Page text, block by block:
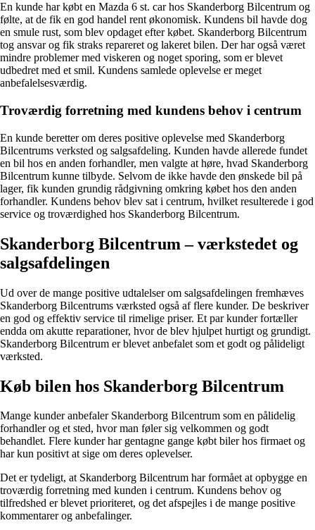
En kunde har købt en Mazda 6 st. car hos Skanderborg Bilcentrum og
følte, at de fik en god handel rent økonomisk. Kundens bil havde dog
en smule rust, som blev opdaget efter købet. Skanderborg Bilcentrum
tog ansvar og fik straks repareret og lakeret bilen. Der har også været
mindre problemer med viskeren og noget sporing, som er blevet
udbedret med et smil. Kundens samlede oplevelse er meget
anbefalelsesværdig.
Troværdig forretning med kundens behov i centrum
En kunde beretter om deres positive oplevelse med Skanderborg
Bilcentrums verksted og salgsafdeling. Kunden havde allerede fundet
en bil hos en anden forhandler, men valgte at høre, hvad Skanderborg
Bilcentrum kunne tilbyde. Selvom de ikke havde den ønskede bil på
lager, fik kunden grundig rådgivning omkring købet hos den anden
forhandler. Kundens behov blev sat i centrum, hvilket resulterede i god
service og troværdighed hos Skanderborg Bilcentrum.
Skanderborg Bilcentrum – værkstedet og
salgsafdelingen
Ud over de mange positive udtalelser om salgsafdelingen fremhæves
Skanderborg Bilcentrums værksted også af flere kunder. De beskriver
en god og effektiv service til rimelige priser. Et par kunder fortæller
endda om akutte reparationer, hvor de blev hjulpet hurtigt og grundigt.
Skanderborg Bilcentrum er blevet anbefalet som et godt og pålideligt
værksted.
Køb bilen hos Skanderborg Bilcentrum
Mange kunder anbefaler Skanderborg Bilcentrum som en pålidelig
forhandler og et sted, hvor man føler sig velkommen og godt
behandlet. Flere kunder har gentagne gange købt biler hos firmaet og
har kun positivt at sige om deres oplevelser.
Det er tydeligt, at Skanderborg Bilcentrum har formået at opbygge en
troværdig forretning med kunden i centrum. Kundens behov og
tilfredshed er blevet prioriteret, og det afspejles i de mange positive
kommentarer og anbefalinger.